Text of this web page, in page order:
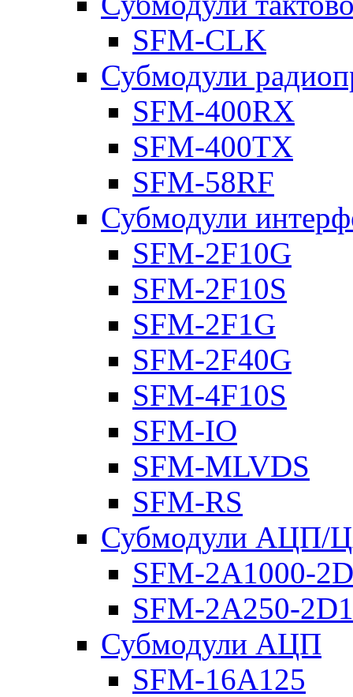
SFM-CLK
Субмодули
SFM-400RX
SFM-400TX
SFM-58RF
Субмодули
SFM-2F10G
SFM-2F10S
SFM-2F1G
SFM-2F40G
SFM-4F10S
SFM-IO
SFM-MLVDS
SFM-RS
Субмодули АЦП/
SFM-2A1000-
SFM-2A250-
Субмодули АЦП
SFM-16A125